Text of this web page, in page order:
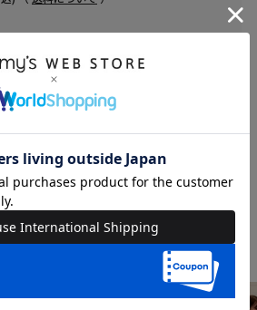
ール ティアードスカート
Instagram Post